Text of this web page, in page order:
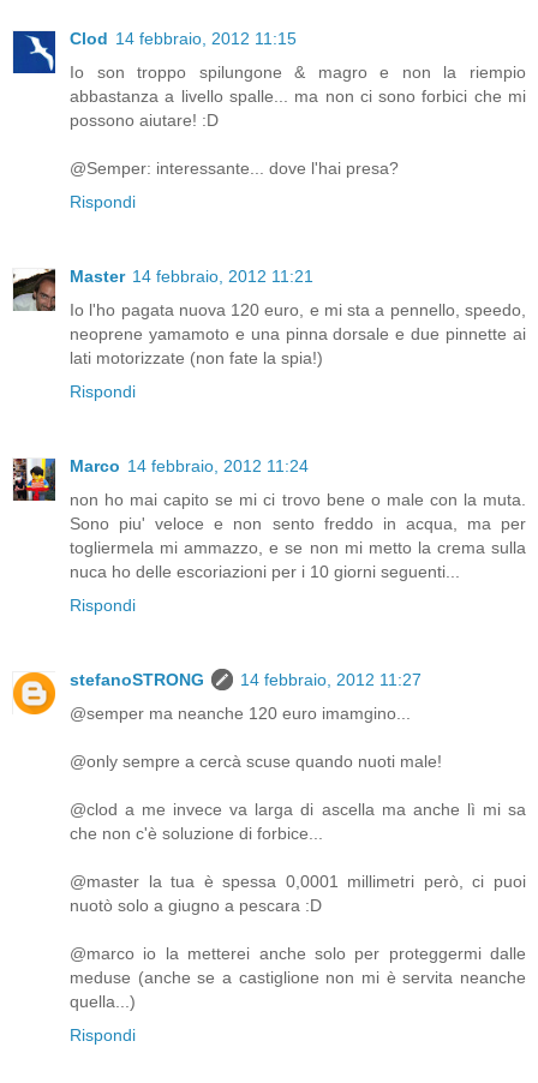
Clod 14 febbraio, 2012 11:15
Io son troppo spilungone & magro e non la riempio
abbastanza a livello spalle... ma non ci sono forbici che mi
possono aiutare! :D
@Semper: interessante... dove l'hai presa?
Rispondi
Master 14 febbraio, 2012 11:21
Io l'ho pagata nuova 120 euro, e mi sta a pennello, speedo,
neoprene yamamoto e una pinna dorsale e due pinnette ai
lati motorizzate (non fate la spia!)
Rispondi
Marco 14 febbraio, 2012 11:24
non ho mai capito se mi ci trovo bene o male con la muta.
Sono piu' veloce e non sento freddo in acqua, ma per
togliermela mi ammazzo, e se non mi metto la crema sulla
nuca ho delle escoriazioni per i 10 giorni seguenti...
Rispondi
stefanoSTRONG
14 febbraio, 2012 11:27
@semper ma neanche 120 euro imamgino...
@only sempre a cercà scuse quando nuoti male!
@clod a me invece va larga di ascella ma anche lì mi sa
che non c'è soluzione di forbice...
@master la tua è spessa 0,0001 millimetri però, ci puoi
nuotò solo a giugno a pescara :D
@marco io la metterei anche solo per proteggermi dalle
meduse (anche se a castiglione non mi è servita neanche
quella...)
Rispondi